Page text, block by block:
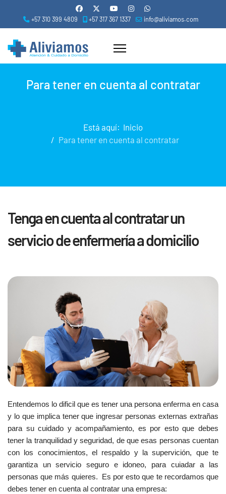
+57 310 399 4809 +57 317 367 1337 info@aliviamos.com
Para tener en cuenta al contratar
Está aquí: Inicio
Para tener en cuenta al contratar
Tenga en cuenta al contratar un
servicio de enfermería a domicilio
Entendemos lo dificil que es tener una persona enferma en casa
y lo que implica tener que ingresar personas externas extrañas
para su cuidado y acompañamiento, es por esto que debes
tener la tranquilidad y seguridad, de que esas personas cuentan
con los conocimientos, el respaldo y la supervición, que te
garantiza un servicio seguro e idoneo, para cuiadar a las
personas que más quieres. Es por esto que te recordamos que
debes tener en cuenta al contratar una empresa: